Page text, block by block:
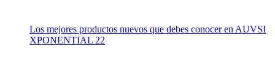
Los mejores productos nuevos que debes conocer en AUVSI
XPONENTIAL 22